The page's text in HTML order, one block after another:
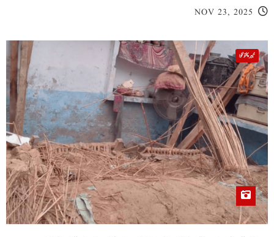
NOV 23, 2025
خیبر پختونخوا